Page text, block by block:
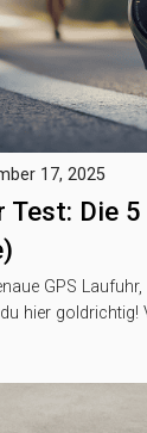
Test: Die
17, 2025
GPS
hier goldrichtig!